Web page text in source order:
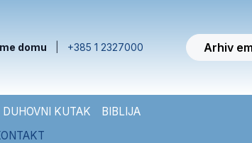
domu +385 1 2327000 Arhiv
DUHOVNI KUTAK
BIBLIJA